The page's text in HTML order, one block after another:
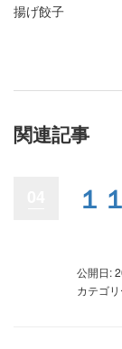
揚げ餃子
関連記事
１
麦ご
公開日:
カテゴ